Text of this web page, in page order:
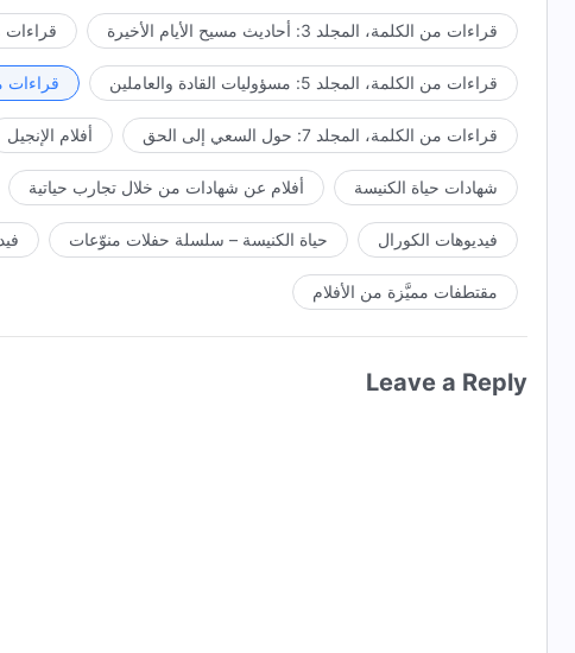
قراءات من الكلمة، المجلد 3: أحاديث مسيح الأيام الأخيرة قراءات من
قراءات من الكلمة، المجلد 5: مسؤوليات القادة والعاملين قراءات من
قراءات من الكلمة، المجلد 7: حول السعي إلى الحق أفلام الإنجيل
شهادات حياة الكنيسة أفلام عن شهادات من خلال تجارب حياتية
فيديوهات الكورال حياة الكنيسة – سلسلة حفلات منوّعات
مقتطفات مميَّزة من الأفلام
Leave a Reply